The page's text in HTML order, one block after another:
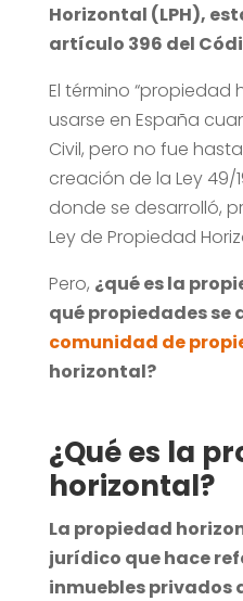
Horizontal (LPH),
artículo 396 del
El término “propiedad
usarse en España
Civil, pero no fue
creación de la Ley 49/
donde se desarrolló,
Ley de Propiedad
Pero, ¿qué es la
qué propiedades se
comunidad de
horizontal?
¿Qué es la
horizontal?
La propiedad
jurídico que hace
inmuebles privados